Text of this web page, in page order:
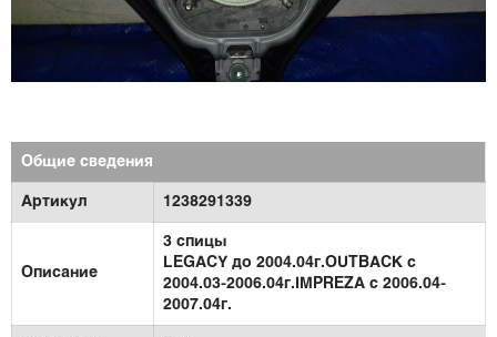
Общие сведения
Артикул 1238291339
Описание
3 спицы
LEGACY до 2004.04г.OUTBACK с
2004.03-2006.04г.IMPREZA с 2006.04-
2007.04г.